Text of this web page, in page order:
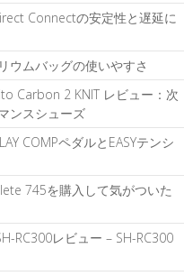
Connectの安定性と遅延に
ウムバッグの使いやすさ
Carbon 2 KNIT レビュー：次
ンスシューズ
COMPペダルとEASYテンシ
745を購入して気がついた
RC300レビュー – SH-RC300